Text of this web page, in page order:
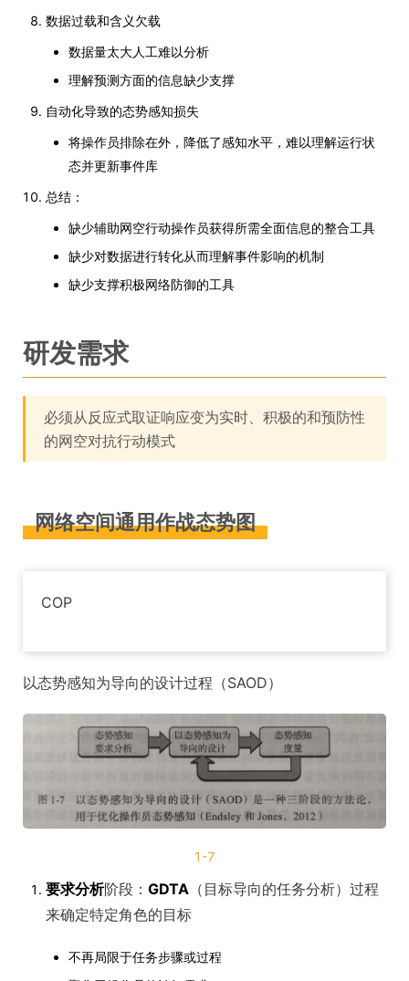
数据过载和含义欠载
数据量太大人工难以分析
理解预测方面的信息缺少支撑
自动化导致的态势感知损失
将操作员排除在外，降低了感知水平，难以理解运行状
态并更新事件库
总结：
缺少辅助网空行动操作员获得所需全面信息的整合工具
缺少对数据进行转化从而理解事件影响的机制
缺少支撑积极网络防御的工具
研发需求
必须从反应式取证响应变为实时、积极的和预防性
的网空对抗行动模式
网络空间通用作战态势图
COP
以态势感知为导向的设计过程（SAOD）
1-7
要求分析阶段： GDTA （目标导向的任务分析）过程
来确定特定角色的目标
不再局限于任务步骤或过程